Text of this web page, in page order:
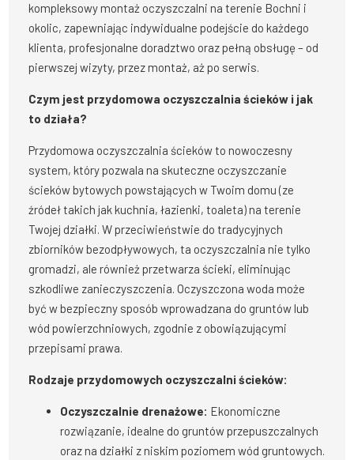
kompleksowy montaż oczyszczalni na terenie Bochni i
okolic, zapewniając indywidualne podejście do każdego
klienta, profesjonalne doradztwo oraz pełną obsługę – od
pierwszej wizyty, przez montaż, aż po serwis.
Czym jest przydomowa oczyszczalnia ścieków i jak
to działa?
Przydomowa oczyszczalnia ścieków to nowoczesny
system, który pozwala na skuteczne oczyszczanie
ścieków bytowych powstających w Twoim domu (ze
źródeł takich jak kuchnia, łazienki, toaleta) na terenie
Twojej działki. W przeciwieństwie do tradycyjnych
zbiorników bezodpływowych, ta oczyszczalnia nie tylko
gromadzi, ale również przetwarza ścieki, eliminując
szkodliwe zanieczyszczenia. Oczyszczona woda może
być w bezpieczny sposób wprowadzana do gruntów lub
wód powierzchniowych, zgodnie z obowiązującymi
przepisami prawa.
Rodzaje przydomowych oczyszczalni ścieków:
Oczyszczalnie drenażowe: Ekonomiczne
rozwiązanie, idealne do gruntów przepuszczalnych
oraz na działki z niskim poziomem wód gruntowych.